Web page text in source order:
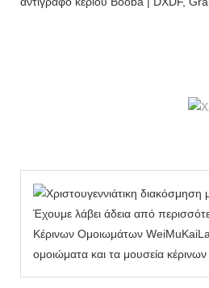
Έχουμε λάβει άδεια από
Κέρινων Ομοιωμάτων
ομοιώματα και τα μουσεία